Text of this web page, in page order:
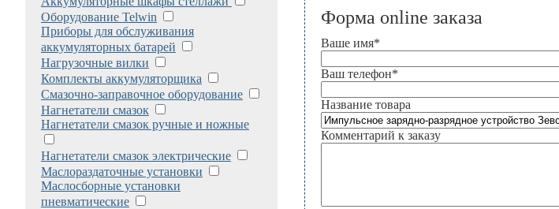
Оборудование Telwin
Приборы для обслуживания
аккумуляторных батарей
Нагрузочные вилки
Комплекты аккумуляторщика
Смазочно-заправочное оборудование
Нагнетатели смазок
Нагнетатели смазок ручные и ножные
Нагнетатели смазок электрические
Маслораздаточные установки
Маслосборные установки
пневматические
Форма online заказа
Ваше имя*
Ваш телефон*
Название товара
Комментарий к заказу